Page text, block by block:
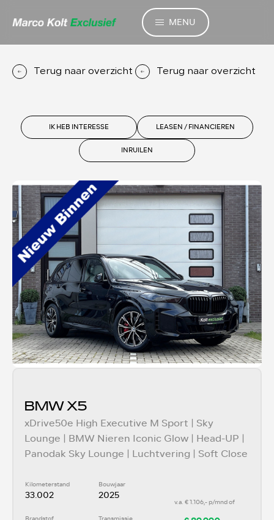
MENU
Terug naar overzicht Terug naar overzicht
IK HEB INTERESSE LEASEN / FINANCIEREN
INRUILEN
BMW X5
xDrive50e High Executive M Sport | Sky
Lounge | BMW Nieren Iconic Glow | Head-UP |
Panodak Sky Lounge | Luchtvering | Soft Close
Kilometerstand
33.002
Bouwjaar
2025 v.a. € 1.106,- p/mnd of